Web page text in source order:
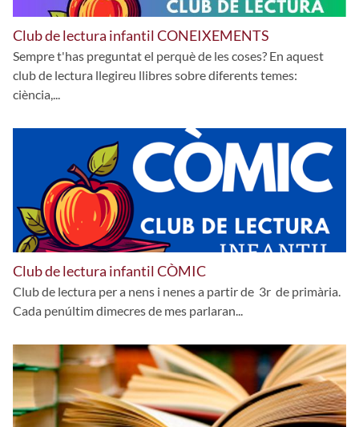
Club de lectura infantil CONEIXEMENTS
Sempre t'has preguntat el perquè de les coses? En aquest
club de lectura llegireu llibres sobre diferents temes:
ciència,...
Club de lectura infantil CÒMIC
Club de lectura per a nens i nenes a partir de 3r de primària.
Cada penúltim dimecres de mes parlaran...